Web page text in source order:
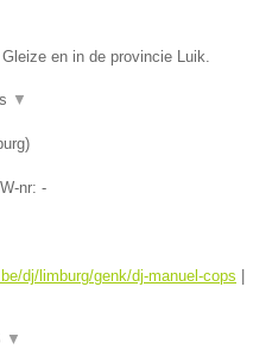
en in de provincie Luik.
▼
)
nr: -
dj/limburg/genk/dj-manuel-cops
▼